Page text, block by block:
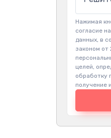
Нажимая
согласие
данных, в
законом
целей,
обработку
получение